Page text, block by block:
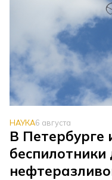
НАУКА6 августа
В Петербурге
беспилотники